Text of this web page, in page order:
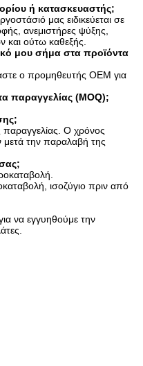
ή κατασκευαστής;
μας ειδικεύεται σε
ανεμιστήρες ψύξης,
και ούτω καθεξής.
μου σήμα στα προϊόντα
ο προμηθευτής OEM για
παραγγελίας (MOQ);
Ο χρόνος
μετά την παραλαβή της
ισοζύγιο πριν από
να εγγυηθούμε την